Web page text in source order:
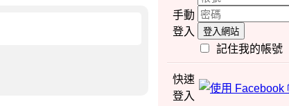
手動
登入
登入網站
記住我的帳號
快速
登入